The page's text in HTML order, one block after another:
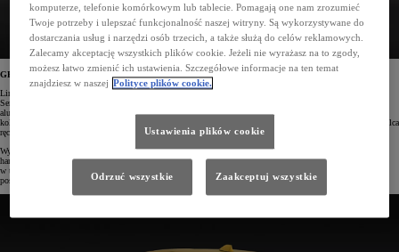
GR86 Yuzu Special Edition
Limitowana wersja GR86 Yuzu Special Edition nawiązuje do wyjątkowego modelu Sciona FR-S Release
Series 1.0, który debiutował w żywym żółtym kolorze. Edycja specjalna Toyoty wyróżnia się 18" felgami
aluminiowym w matowej czerni, które pasują do reszty czarnych akcentów nadwozia. Utrzymane w czarnym
kolorze wnętrze pełne jest żółtych akcentów oraz przeszyć na sportowych fotelach, kierownicy, dźwigni hamulca
ręcznego czy boczkach drzwi.
Wyróżnikami GR86 Yuzu Special Edition są także amortyzatory marki SACHS i wyczynowy układ
hamulcowy firmy Brembo. Auto można też z łatwością spersonalizować, wybierając dodatkowe akcesoria,
w tym m.in. sportowy układ wydechowy ze srebrnymi końcówkami z logo GR czy zestaw dokładek
poszerzających karoserię.
komputerze, telefonie komórkowym lub tablecie. Pomagają one nam zrozumieć
Twoje potrzeby i ulepszać funkcjonalność naszej witryny. Są wykorzystywane do
dostarczania usług i narzędzi osób trzecich, a także służą do celów reklamowych.
Zalecamy akceptację wszystkich plików cookie. Jeżeli nie wyrażasz na to zgody,
możesz łatwo zmienić ich ustawienia. Szczegółowe informacje na ten temat
znajdziesz w naszej Polityce plików cookie.
Ustawienia plików cookie
Odrzuć wszystkie Zaakceptuj wszystkie